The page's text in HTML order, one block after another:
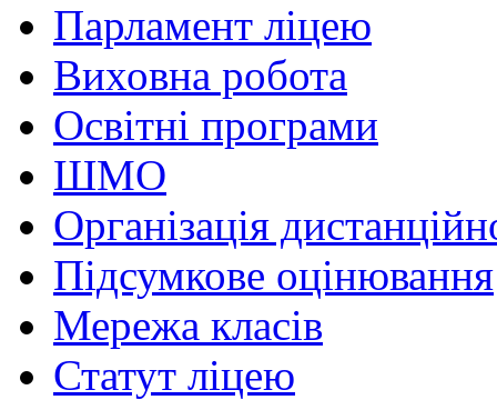
Парламент ліцею
Виховна робота
Освітні програми
ШМО
Організація
Підсумкове оцінювання
Мережа класів
Статут ліцею